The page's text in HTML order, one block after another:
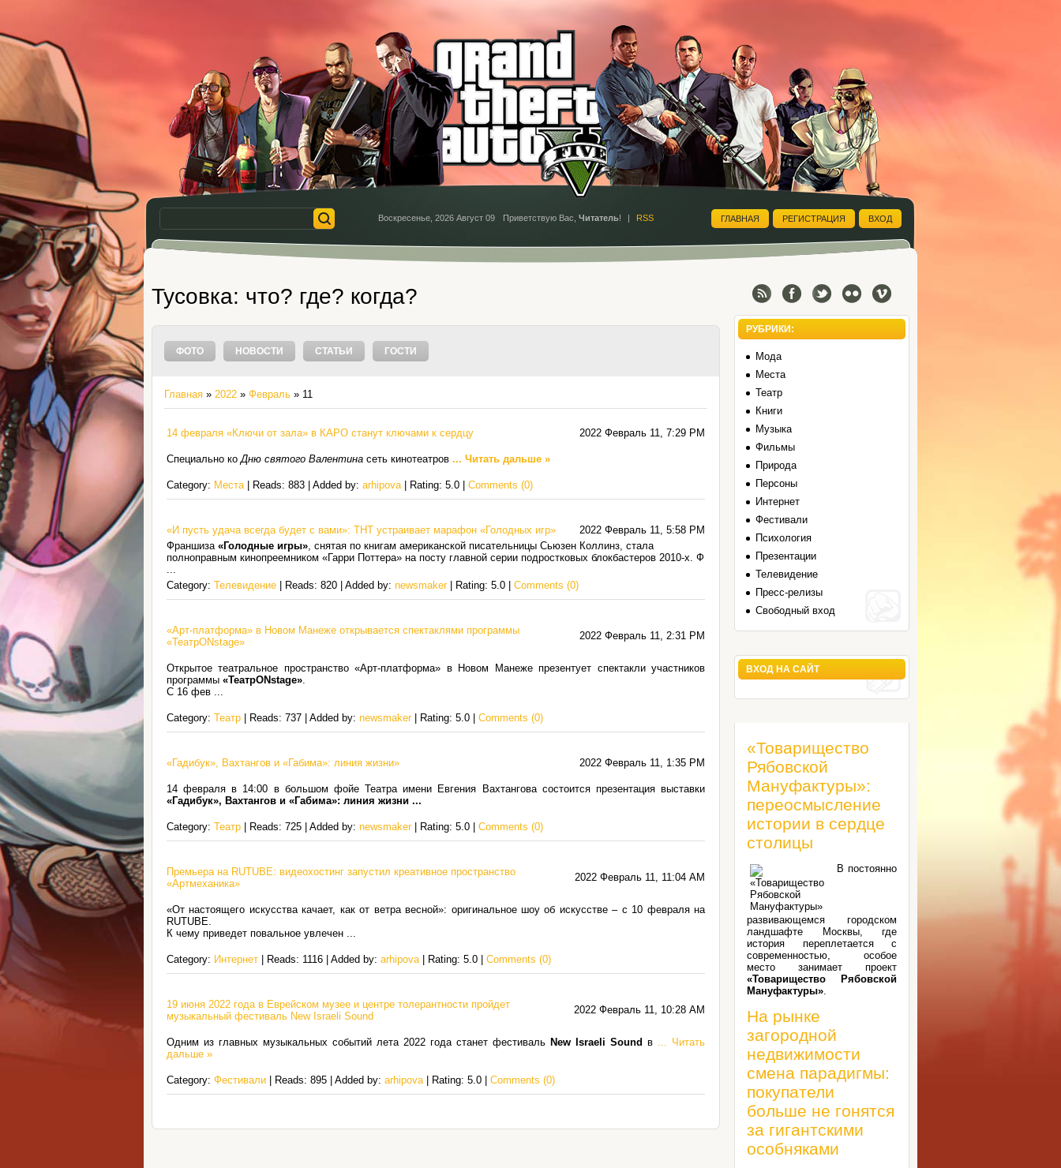
Воскресенье, 2026 Август 09 Приветствую Вас Читатель! | RSS ГЛАВНАЯ РЕГИСТРАЦИЯ ВХОД
Тусовка: что? где? когда?
ФОТО НОВОСТИ СТАТЬИ ГОСТИ
Главная » 2022 » Февраль » 11
14 февраля «Ключи от зала» в КАРО станут ключами к сердцу 2022 Февраль 11, 7:29 PM
Специально коДню святого Валентина сеть кинотеатров ... Читать дальше »
Category: Места| Reads: 883 | Added by: arhipova| Rating: 5.0 | Comments (0)
«И пусть удача всегда будет с вами»: ТНТ устраивает марафон «Голодных игр»
2022 Февраль 11, 5:58 PM
Франшиза «Голодные игры», снятая по книгам американской писательницы Сьюзен Коллинз, стала
полноправным кинопреемником «Гарри Поттера» на посту главной серии подростковых блокбастеров 2010-х. Ф
...
Category: Телевидение | Reads: 820 | Added by: newsmaker| Rating: 5.0 | Comments (0)
«Арт-платформа» в Новом Манеже открывается спектаклями программы
«ТеатрONstage»
2022 Февраль 11, 2:31 PM
Открытое театральное пространство «Арт-платформа» в Новом Манеже презентует спектакли участников
программы «ТеатрONstage».
С 16 фев ...
Category: Театр | Reads: 737 | Added by: newsmaker| Rating: 5.0 | Comments (0)
«Гадибук», Вахтангов и «Габима»: линия жизни» 2022 Февраль 11, 1:35 PM
14 февраля в 14:00 в большом фойе Театра имени Евгения Вахтангова состоится презентация выставки
«Гадибук», Вахтангов и «Габима»: линия жизни ...
Category: Театр | Reads: 725 | Added by: newsmaker| Rating: 5.0 | Comments (0)
Премьера на RUTUBE: видеохостинг запустил креативное пространство
«Артмеханика»
2022 Февраль 11, 11:04 AM
«От настоящего искусства качает, как от ветра весной»: оригинальное шоу об искусстве – с 10 февраля на
RUTUBE.
К чему приведет повальное увлечен ...
Category: Интернет | Reads: 1116 | Added by: arhipova| Rating: 5.0 | Comments (0)
19 июня 2022 года в Еврейском музее и центре толерантности пройдет
музыкальный фестиваль New Israeli Sound
2022 Февраль 11, 10:28 AM
Одним из главных музыкальных событий лета 2022 года станет фестиваль New Israeli Sound в ... Читать
дальше »
Category: Фестивали | Reads: 895 | Added by: arhipova| Rating: 5.0 | Comments (0)
РУБРИКИ:
Мода
Места
Театр
Книги
Музыка
Фильмы
Природа
Персоны
Интернет
Фестивали
Психология
Презентации
Телевидение
Пресс-релизы
Свободный вход
ВХОД НА САЙТ
«Товарищество
Рябовской
Мануфактуры»:
переосмысление
истории в сердце
столицы
В постоянно
развивающемся городском
ландшафте Москвы, где
история переплетается с
современностью, особое
место занимает проект
«Товарищество Рябовской
Мануфактуры».
На рынке
загородной
недвижимости
смена парадигмы:
покупатели
больше не гонятся
за гигантскими
особняками